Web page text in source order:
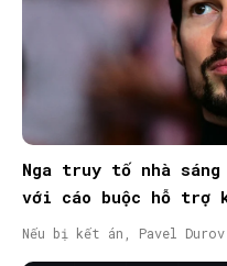
Nga truy tố nhà
với cáo buộc hỗ trợ
nã quốc tế
Nếu bị kết án, Pavel